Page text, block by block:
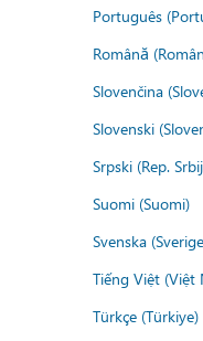
Português
Română
Slovenčina
Slovenski
Srpski (Rep.
Suomi (Suomi)
Svenska
Tiếng Việt (Việt
Türkçe (Türkiye)